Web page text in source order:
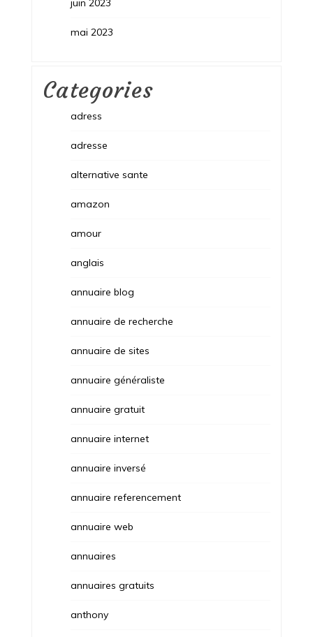
juin 2023
mai 2023
Categories
adress
adresse
alternative sante
amazon
amour
anglais
annuaire blog
annuaire de recherche
annuaire de sites
annuaire généraliste
annuaire gratuit
annuaire internet
annuaire inversé
annuaire referencement
annuaire web
annuaires
annuaires gratuits
anthony